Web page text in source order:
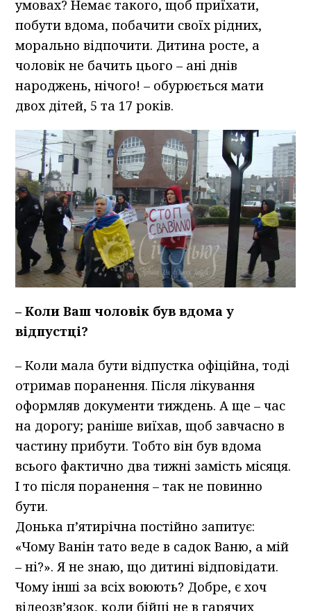
умовах? Немає такого, щоб приїхати,
побути вдома, побачити своїх рідних,
морально відпочити. Дитина росте, а
чоловік не бачить цього – ані днів
народжень, нічого! – обурюється мати
двох дітей, 5 та 17 років.
– Коли Ваш чоловік був вдома у
відпустці?
– Коли мала бути відпустка офіційна, тоді
отримав поранення. Після лікування
оформляв документи тиждень. А ще – час
на дорогу; раніше виїхав, щоб завчасно в
частину прибути. Тобто він був вдома
всього фактично два тижні замість місяця.
І то після поранення – так не повинно
бути.
Донька п’ятирічна постійно запитує:
«Чому Ванін тато веде в садок Ваню, а мій
– ні?». Я не знаю, що дитині відповідати.
Чому інші за всіх воюють? Добре, є хоч
відеозв’язок, коли бійці не в гарячих